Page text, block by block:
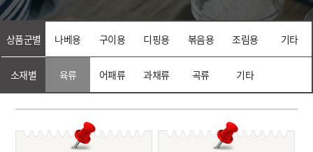
상품군별 나베용 구이용 디핑용 볶음용 조림용 기타
소재별 육류 어패류 과채류 곡류 기타